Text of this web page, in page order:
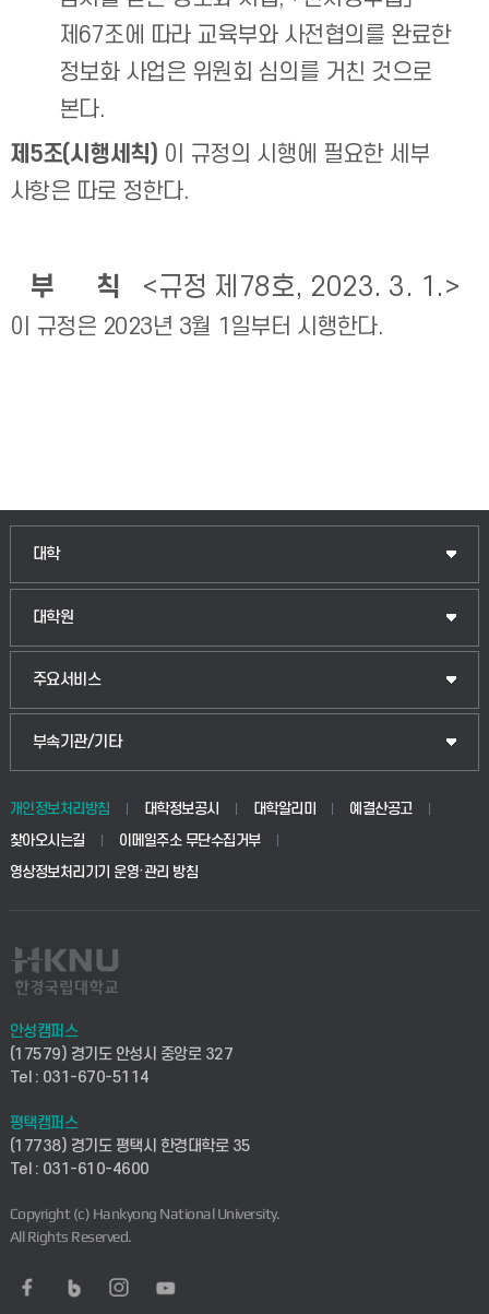
제67조에 따라 교육부와 사전협의를 완료한
정보화 사업은 위원회 심의를 거친 것으로
본다.
제5조(시행세칙) 이 규정의 시행에 필요한 세부
사항은 따로 정한다.
부 칙 <규정 제78호, 2023. 3. 1.>
이 규정은 2023년 3월 1일부터 시행한다.
대학
인문융합공공인재학부
법경영학부
생명공학부
사회안전시스템공학부
컴퓨터응용수학부
ICT로봇기계공학부
전자전기공학부
디자인건축융합학부
AI융합학부
대학원
일반대학원
산업대학원
공공정책대학원
교육대학원
주요서비스
입학안내
웹메일
학사시스템(전문학사 및 전공심화)
사이버캠퍼스(전문학사 및 전공심화)
시설바로처리서비스
연구실안전관리시스템
산학연구관리시스템
찾아오시는길(평택)
통학버스안내(안성)
부속기관/기타
중앙도서관
학생생활관(안성)
산학협력단
취업지원센터
창업지원센터
현장실습지원센터
개인정보처리방침 대학정보공시 대학알리미
예결산공고
찾아오시는길
이메일주소 무단수집거부
영상정보처리기기 운영·관리 방침
안성캠퍼스
(17579) 경기도 안성시 중앙로 327
Tel : 031-670-5114
평택캠퍼스
(17738) 경기도 평택시 한경대학로 35
Tel : 031-610-4600
Copyright (c) Hankyong National University.
All Rights Reserved.